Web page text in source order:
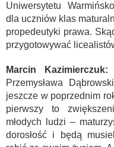
Uniwersytetu
dla uczniów klas
propedeutyki prawa.
przygotowywać
Marcin Kazimierczuk:
Przemysława
jeszcze w poprzednim
pierwszy to
młodych ludzi –
dorosłość i będą